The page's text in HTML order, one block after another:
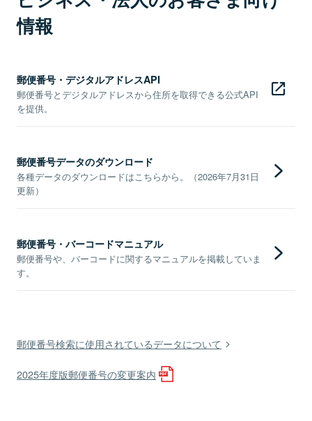
情報
郵便番号・デジタルアドレスAPI
郵便番号とデジタルアドレスから住所を取得できる公式API
を提供。
郵便番号データのダウンロード
各種データのダウンロードはこちらから。（2026年7月31日
更新）
郵便番号・バーコードマニュアル
郵便番号や、バーコードに関するマニュアルを掲載していま
す。
郵便番号検索に使用されているデータについて
2025年度版郵便番号の変更案内